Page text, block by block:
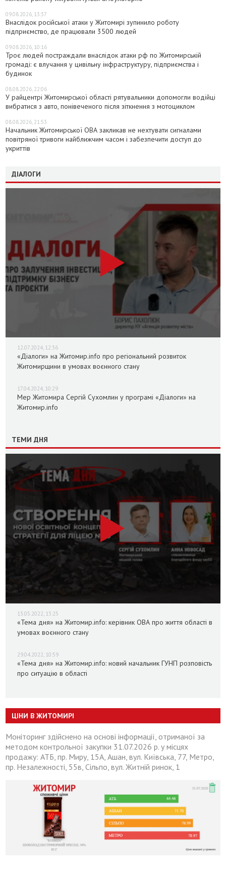
09.08.2026, 13:37
Внаслідок російської атаки у Житомирі зупинило роботу
підприємство, де працювали 3500 людей
09.08.2026, 10:16
Троє людей постраждали внаслідок атаки рф по Житомирській
громаді: є влучання у цивільну інфраструктуру, підприємства і
будинок
08.08.2026, 22:06
У райцентрі Житомирської області рятувальники допомогли водійці
вибратися з авто, понівеченого після зіткнення з мотоциклом
08.08.2026, 21:53
Начальник Житомирської ОВА закликав не нехтувати сигналами
повітряної тривоги найближчим часом і забезпечити доступ до
укриттів
ДІАЛОГИ
12.07.2024, 12:36
«Діалоги» на Житомир.info про регіональний розвиток
Житомирщини в умовах воєнного стану
17.04.2024, 10:29
Мер Житомира Сергій Сухомлин у програмі «Діалоги» на
Житомир.info
ТЕМИ ДНЯ
13.05.2022, 13:25
«Тема дня» на Житомир.info: керівник ОВА про життя області в
умовах воєнного стану
29.04.2022, 10:59
«Тема дня» на Житомир.info: новий начальник ГУНП розповість
про ситуацію в області
ЦІНИ В ЖИТОМИРІ
Моніторинг здійснено на основі інформації, отриманої за
методом контрольної закупки 31.07.2026 р. у місцях
продажу: АТБ, пр. Миру, 15А, Ашан, вул. Київська, 77, Метро,
пр. Незалежності, 55в, Сільпо, вул. Житній ринок, 1